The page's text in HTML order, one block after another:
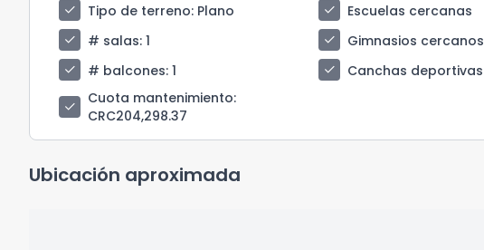
check
Tipo de terreno: Plano check Escuelas cercanas
check
# salas: 1 check Gimnasios cercanos
check
# balcones: 1 check Canchas deportivas
check
Cuota mantenimiento:
CRC204,298.37
Ubicación aproximada